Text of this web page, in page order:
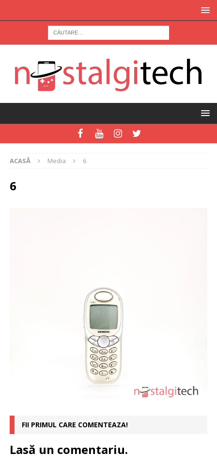
ACASĂ Media 6
6
FII PRIMUL CARE COMENTEAZA!
Lasă un comentariu.